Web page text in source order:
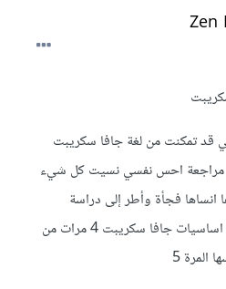
قد تمكنت من لغة جافا سكريبت
مراجعة احس نفسي نسيت كل شيء
فجأة وأطر إلى دراسة
الأساسيات مجدداً ولقد درست اساسيات جافا سكريبت 4 مرات من
5